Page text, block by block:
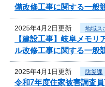
備改修工事に関する一般
2025年4月2日更新 地域ス
【建設工事】岐阜メモ
ル改修工事に関する一般
2025年4月1日更新 防災課
令和7年度住家被害調査